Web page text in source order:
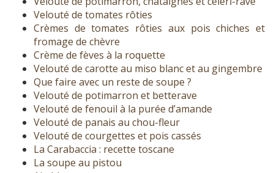
Velouté de tomates rôties
Crèmes de tomates rôties aux pois chiches et
fromage de chèvre
Crème de fèves à la roquette
Velouté de carotte au miso blanc et au gingembre
Que faire avec un reste de soupe ?
Velouté de potimarron et betterave
Velouté de fenouil à la purée d’amande
Velouté de panais au chou-fleur
Velouté de courgettes et pois cassés
La Carabaccia : recette toscane
La soupe au pistou